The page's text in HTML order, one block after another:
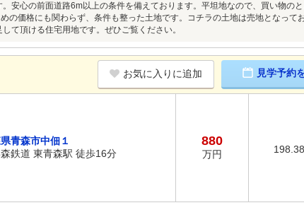
安心の前面道路6m以上の条件を備えております。平坦地なので、買い物の
の価格にも関わらず、条件も整った土地です。コチラの土地は売地となって
て頂ける住宅用地です。ぜひご覧ください。
お気に入りに追加 見学予約
青森市中佃１
鉄道 東青森駅 徒歩16分
880
万円